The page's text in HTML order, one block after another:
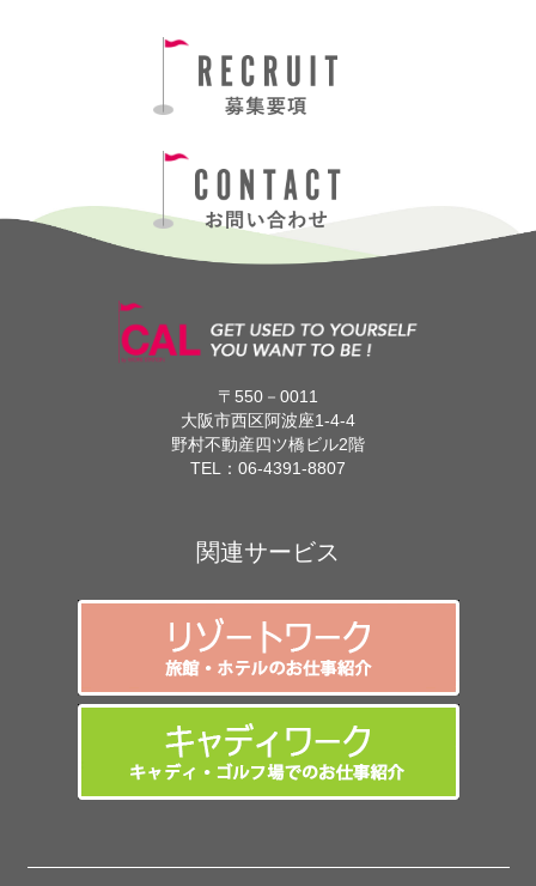
〒550－0011
大阪市西区阿波座1-4-4
野村不動産四ツ橋ビル2階
TEL： 06-4391-8807
関連サービス